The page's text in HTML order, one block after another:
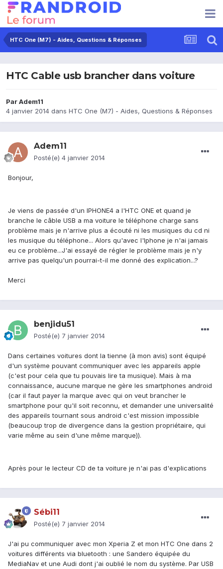
HTC One (M7) - Aides, Questions & Réponses
HTC Cable usb brancher dans voiture
ParAdem11
4 janvier 2014 dans HTC One (M7) - Aides, Questions & Réponses
Adem11
Posté(e) 4 janvier 2014
Bonjour,
Je viens de passée d'un IPHONE4 a l'HTC ONE et quand je
branche le câble USB a ma voiture le téléphone charge sans
problème mais je n'arrive plus a écouté ni les musiques du cd ni
les musique du téléphone... Alors qu'avec l'Iphone je n'ai jamais
eu ce problème...J'ai essayé de régler le problème mais je n'y
arrive pas quelqu'un pourrai-t-il me donné des explication...?
Merci
benjidu51
Posté(e) 7 janvier 2014
Dans certaines voitures dont la tienne (à mon avis) sont équipé
d'un système pouvant communiquer avec les appareils apple
(c'est pour cela que tu pouvais lire ta musique). Mais à ma
connaissance, aucune marque ne gère les smartphones android
(car il faut payer la marque avec qui on veut brancher le
smartphone pour qu'il soit reconnu, et demander une universalité
des appareils tournant sous android c'est mission impossible
(beaucoup trop de divergence dans la gestion propriétaire, qui
varie même au sein d'une même marque)).
Après pour le lecteur CD de ta voiture je n'ai pas d'explications
Sébi11
Posté(e) 7 janvier 2014
J'ai pu communiquer avec mon Xperia Z et mon HTC One dans 2
voitures différents via bluetooth : une Sandero équipée du
MediaNav et une Audi dont j'ai oublié le nom du système. Par USB